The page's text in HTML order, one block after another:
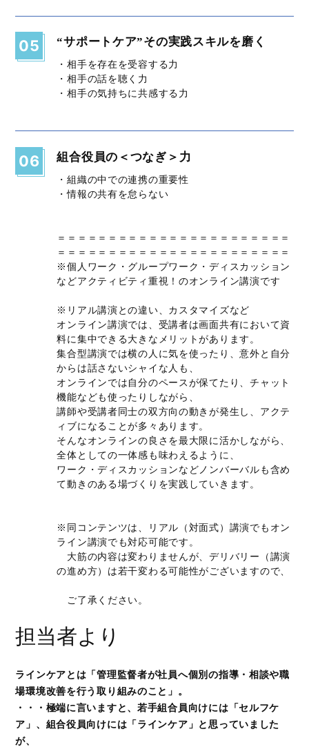
05 “サポートケア”その実践スキルを磨く
・相手を存在を受容する力
・相手の話を聴く力
・相手の気持ちに共感する力
06 組合役員の＜つなぎ＞力
・組織の中での連携の重要性
・情報の共有を怠らない
＝＝＝＝＝＝＝＝＝＝＝＝＝＝＝＝＝＝＝＝＝＝＝
＝＝＝＝＝＝＝＝＝＝＝＝＝＝＝＝＝＝＝＝＝＝＝
※個人ワーク・グループワーク・ディスカッション
などアクティビティ重視！のオンライン講演です
※リアル講演との違い、カスタマイズなど
オンライン講演では、受講者は画面共有において資
料に集中できる大きなメリットがあります。
集合型講演では横の人に気を使ったり、意外と自分
からは話さないシャイな人も、
オンラインでは自分のペースが保てたり、チャット
機能なども使ったりしながら、
講師や受講者同士の双方向の動きが発生し、アクテ
ィブになることが多々あります。
そんなオンラインの良さを最大限に活かしながら、
全体としての一体感も味わえるように、
ワーク・ディスカッションなどノンバーバルも含め
て動きのある場づくりを実践していきます。
※同コンテンツは、リアル（対面式）講演でもオン
ライン講演でも対応可能です。
大筋の内容は変わりませんが、デリバリー（講演
の進め方）は若干変わる可能性がございますので、
ご了承ください。
担当者より
ラインケアとは「管理監督者が社員へ個別の指導・相談や職
場環境改善を行う取り組みのこと」。
・・・極端に言いますと、若手組合員向けには「セルフケ
ア」、組合役員向けには「ラインケア」と思っていました
が、